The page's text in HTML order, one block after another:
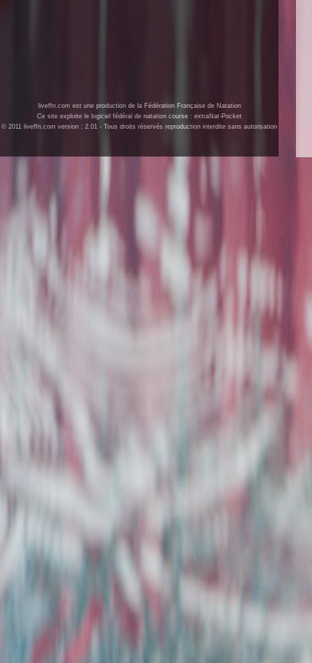
liveffn.com est une production de la Fédération Française de Natation
Ce site exploite le logiciel fédéral de natation course : extraNat-Pocket
© 2011 liveffn.com version : 2.01 - Tous droits réservés reproduction interdite sans autorisation